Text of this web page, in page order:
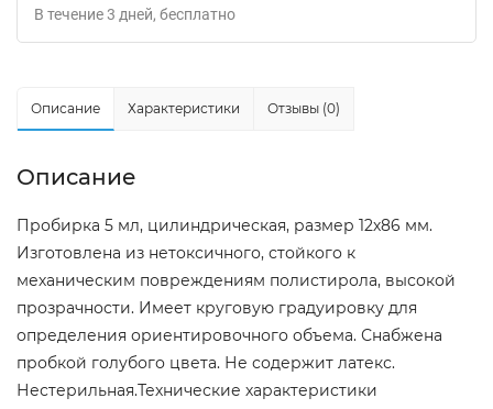
В течение3 дней Бесплатно
Описание Характеристики Отзывы (0)
Описание
Пробирка 5 мл, цилиндрическая, размер 12х86 мм.
Изготовлена из нетоксичного, стойкого к
механическим повреждениям полистирола, высокой
прозрачности. Имеет круговую градуировку для
определения ориентировочного объема. Снабжена
пробкой голубого цвета. Не содержит латекс.
Нестерильная.Технические характеристики